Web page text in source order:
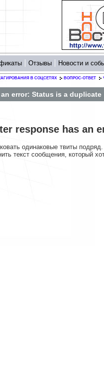
Отзывы Новости и
В СОЦСЕТЯХ ВОПРОС-ОТВЕТ
error: Status is a duplicate
response has an
одинаковые твиты подряд.
текст сообщения, который